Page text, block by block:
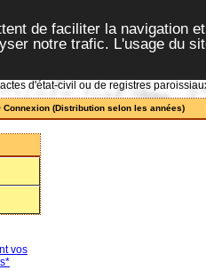
de faciliter la navigation
notre trafic. L'usage du
d'état-civil ou de registres
Connexion (Distribution selon les années)
vos